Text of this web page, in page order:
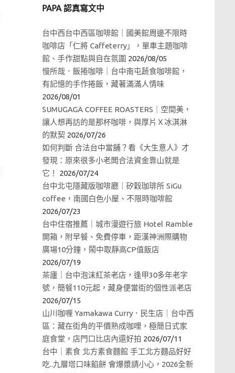
PAPA 認真寫文中
台中西台中西區咖啡館｜國美館周邊不限時
咖啡店「仁將 Caffeterry」，單車主題咖啡
館、手作甜點與自在氛圍 2026/08/05
慢所哉．飯捲咖啡｜台中南屯蔬食咖啡館，
有記憶的手作捲飯，藏著滿滿人情味
2026/08/01
SUMUGAGA COFFEE ROASTERS｜空間美，
讓人想再訪的是那杯咖啡，與厚片Ｘ冰淇淋
的默契 2026/07/26
如何判斷 合法台中當舖？看《大生意人》才
發現：原來很多小老闆合法資金靠山就是
它！
2026/07/24
台中北屯隱藏版咖啡廳｜矽穀珈琲所 SiGu
coffee，南國白色小屋、不限時咖啡館
2026/07/23
台中住宿推薦｜城市漫遊行旅 Hotel Ramble
開箱，附早餐、免費停車，距漢神洲際購物
廣場10分鐘，鬧中取靜高CP值飯店
2026/07/19
茶廬｜台中泡沫紅茶老店，逢甲30多年老字
號，簡餐110元起，藏身便當街的個性派老店
2026/07/15
山川咖喱 Yamakawa Curry．民生店｜台中西
區：藏在街角的平價熟成咖哩，極簡日式家
庭食堂，店門口比店內還好拍 2026/07/11
台中｜素食 北方素食麵館 手工北方麵品好好
吃..九層塔口味餡餅 會爆漿請小心，2026全新